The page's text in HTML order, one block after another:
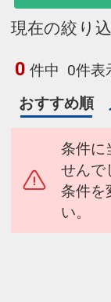
現在の絞り
0 件中 0件表
おすすめ順
条件に
せんで
条件を
い。